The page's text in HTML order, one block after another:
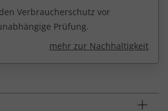
Verbraucherschutz vor
Prüfung.
mehr zur Nachhaltigkeit